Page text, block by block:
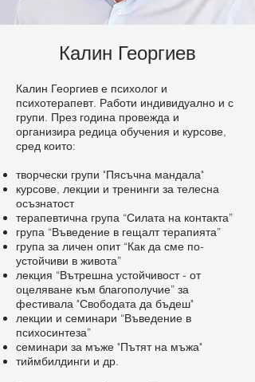
Калин Георгиев
Калин Георгиев е психолог и
психотерапевт. Работи индивидуално и с
групи. През година провежда и
организира редица обучения и курсове,
сред които:
творчески групи "Пясъчна мандала"
курсове, лекции и тренинги за телесна
осъзнатост
терапевтична група “Силата на контакта”
група “Въведение в гещалт терапията”
група за личен опит “Как да сме по-
устойчиви в живота”
лекция “Вътрешна устойчивост - от
оцеляване към благополучие” за
фестивала "Свободата да бъдеш"
лекции и семинари “Въведение в
психосинтеза”
семинари за мъже "Пътят на мъжа"
тиймбилдинги и др.